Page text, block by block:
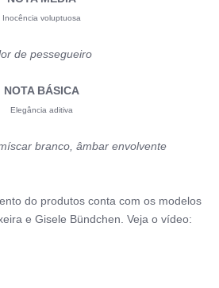
Inocência voluptuosa
de pessegueiro
NOTA BÁSICA
Elegância aditiva
branco, âmbar envolvente
do produtos conta com os modelos
e Gisele Bündchen. Veja o vídeo: